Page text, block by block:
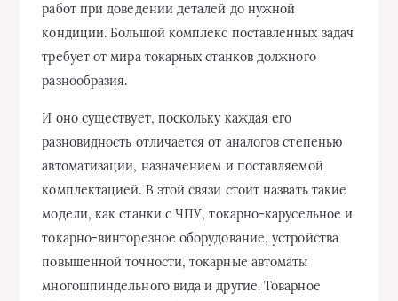
работ при доведении деталей до нужной
кондиции. Большой комплекс поставленных задач
требует от мира токарных станков должного
разнообразия.
И оно существует, поскольку каждая его
разновидность отличается от аналогов степенью
автоматизации, назначением и поставляемой
комплектацией. В этой связи стоит назвать такие
модели, как станки с ЧПУ, токарно-карусельное и
токарно-винторезное оборудование, устройства
повышенной точности, токарные автоматы
многошпиндельного вида и другие. Товарное